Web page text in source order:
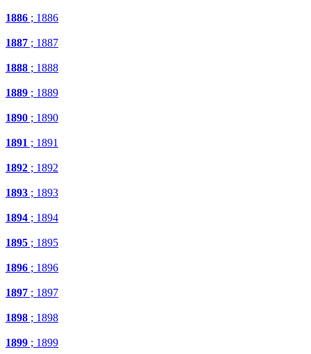
1886 ; 1886
1887 ; 1887
1888 ; 1888
1889 ; 1889
1890 ; 1890
1891 ; 1891
1892 ; 1892
1893 ; 1893
1894 ; 1894
1895 ; 1895
1896 ; 1896
1897 ; 1897
1898 ; 1898
1899 ; 1899